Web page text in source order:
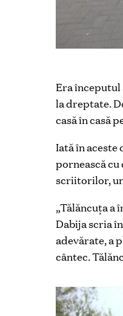
Era începutul
la dreptate.
casă în casă
Iată în aceste
pornească cu
scriitorilor,
„Tălăncuța a
Dabija scria
adevărate, a
cântec.